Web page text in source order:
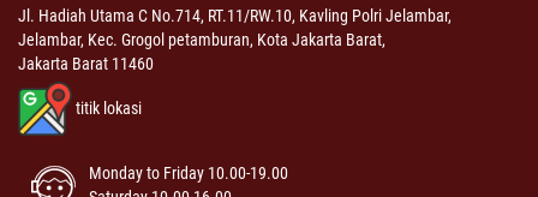
Jl. Hadiah Utama C No.714, RT.11/RW.10, Kavling Polri Jelambar,
Jelambar, Kec. Grogol petamburan, Kota Jakarta Barat,
Jakarta Barat 11460
titik lokasi
Monday to Friday 10.00-19.00